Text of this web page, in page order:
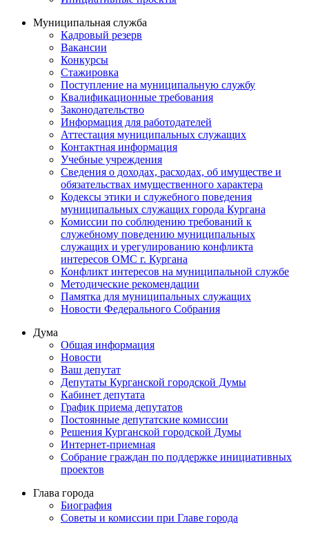
Муниципальная служба
Кадровый резерв
Вакансии
Конкурсы
Стажировка
Поступление на муниципальную службу
Квалификационные требования
Законодательство
Информация для работодателей
Аттестация муниципальных служащих
Контактная информация
Учебные учреждения
Сведения о доходах, расходах, об имуществе и
обязательствах имущественного характера
Кодексы этики и служебного поведения
муниципальных служащих города Кургана
Комиссии по соблюдению требований к
служебному поведению муниципальных
служащих и урегулированию конфликта
интересов ОМС г. Кургана
Конфликт интересов на муниципальной службе
Методические рекомендации
Памятка для муниципальных служащих
Новости Федерального Cобрания
Дума
Общая информация
Новости
Ваш депутат
Депутаты Курганской городской Думы
Кабинет депутата
График приема депутатов
Постоянные депутатские комиссии
Решения Курганской городской Думы
Интернет-приемная
Собрание граждан по поддержке инициативных
проектов
Глава города
Биография
Советы и комиссии при Главе города